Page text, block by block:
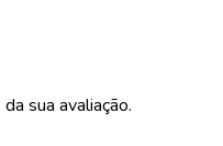
sua avaliação.